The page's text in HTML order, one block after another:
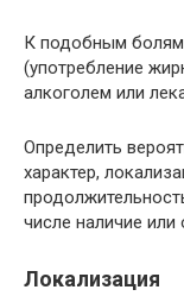
К подобным болям
(употребление
алкоголем или
Определить
характер,
числе наличие или
Локализация